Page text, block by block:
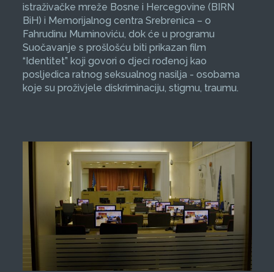
istraživačke mreže Bosne i Hercegovine (BIRN
BiH) i Memorijalnog centra Srebrenica – o
Fahrudinu Muminoviću, dok će u programu
Suočavanje s prošlošću biti prikazan film
“Identitet” koji govori o djeci rođenoj kao
posljedica ratnog seksualnog nasilja - osobama
koje su proživjele diskriminaciju, stigmu, traumu.